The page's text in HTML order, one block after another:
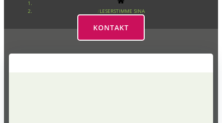
LESERSTIMME SINA
KONTAKT